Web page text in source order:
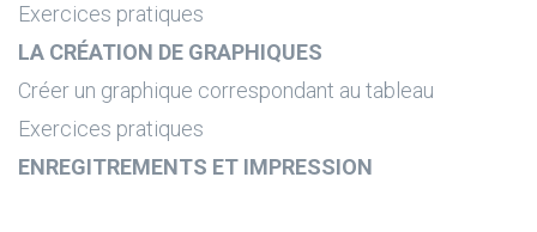
Exercices pratiques
LA CRÉATION DE GRAPHIQUES
Créer un graphique correspondant au tableau
Exercices pratiques
ENREGITREMENTS ET IMPRESSION